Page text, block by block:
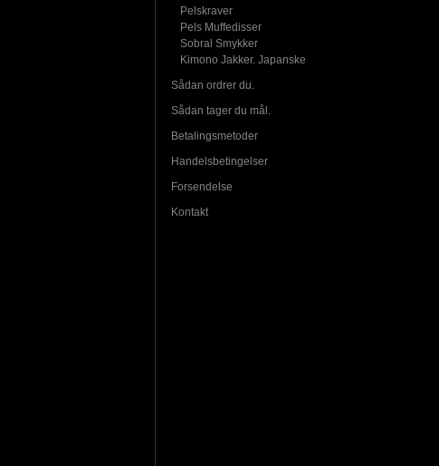
Pelskraver
Pels Muffedisser
Sobral Smykker
Kimono Jakker. Japanske
Sådan ordrer du.
Sådan tager du mål.
Betalingsmetoder
Handelsbetingelser
Forsendelse
Kontakt